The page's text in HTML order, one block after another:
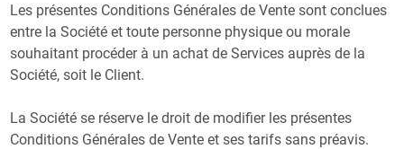
Les présentes Conditions Générales de Vente sont conclues
entre la Société et toute personne physique ou morale
souhaitant procéder à un achat de Services auprès de la
Société, soit le Client.
La Société se réserve le droit de modifier les présentes
Conditions Générales de Vente et ses tarifs sans préavis.